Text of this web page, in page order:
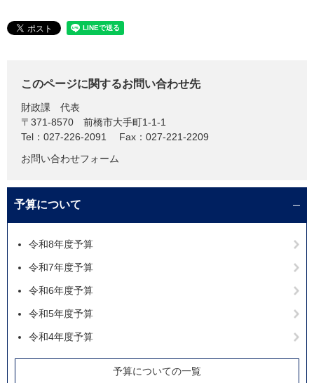
このページに関するお問い合わせ先
財政課
代表
〒371-8570
前橋市大手町1-1-1
Tel：027-226-2091
Fax：027-221-2209
お問い合わせフォーム
予算について
令和8年度予算
令和7年度予算
令和6年度予算
令和5年度予算
令和4年度予算
予算についての一覧